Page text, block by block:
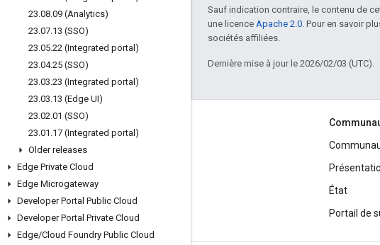
23.08.09 (Analytics)
23.07.13 (SSO)
23.05.22 (Integrated portal)
23.04.25 (SSO)
23.03.23 (Integrated portal)
23.03.13 (Edge UI)
23.02.01 (SSO)
23.01 .17 (Integrated portal)
Older releases
Edge Private Cloud
Edge Microgateway
Developer Portal Public Cloud
Developer Portal Private Cloud
Edge/Cloud Foundry Public Cloud
Sauf indication contraire, le contenu de
une licence Apache 2.0. Pour en savoir
sociétés affiliées.
Dernière mise à jour le 2026/02/03 (UTC).
À propos d'Apigee
We're part of Google
Événements
Partenaires
E-books et webcasts
État
Portail de